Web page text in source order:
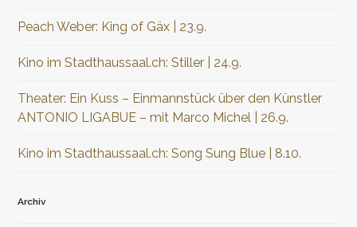
Peach Weber: King of Gäx | 23.9.
Kino im Stadthaussaal.ch: Stiller | 24.9.
Theater: Ein Kuss – Einmannstück über den Künstler
ANTONIO LIGABUE – mit Marco Michel | 26.9.
Kino im Stadthaussaal.ch: Song Sung Blue | 8.10.
Archiv